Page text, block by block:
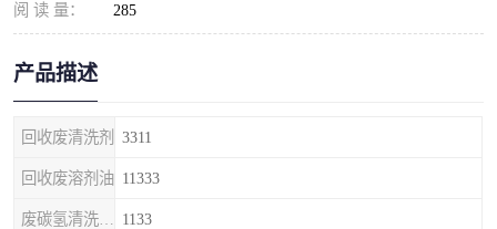
阅 读 量： 285
产品描述
回收废清洗剂 3311
回收废溶剂油 11333
1133